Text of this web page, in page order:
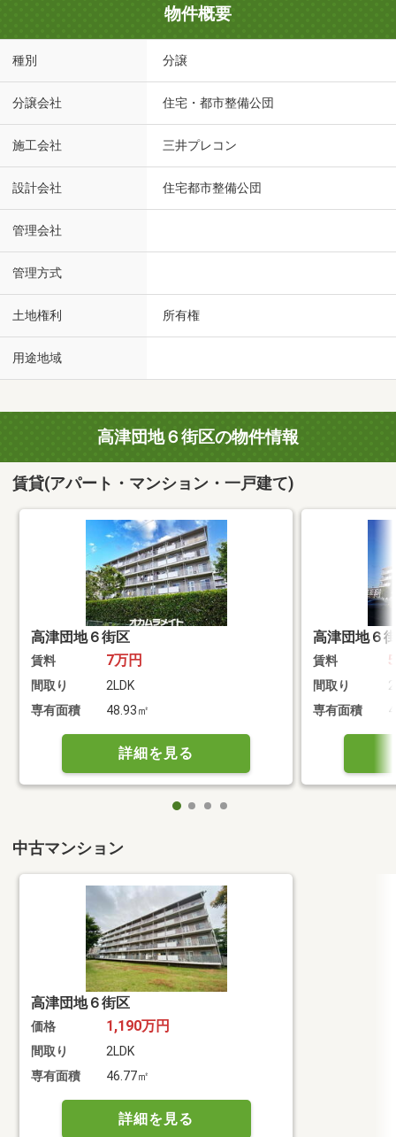
物件概要
種別 分譲
分譲会社 住宅・都市整備公団
施工会社 三井プレコン
設計会社 住宅都市整備公団
管理会社
管理方式
土地権利 所有権
用途地域
高津団地６街区の物件情報
賃貸(アパート・マンション・一戸建て)
高津団地６街区
賃料 7万円
間取り
2LDK
専有面積
48.93㎡
詳細を見る
高津団地６
賃料
間取り
専有面積
中古マンション
高津団地６街区
価格 1,190万円
間取り
2LDK
専有面積
46.77㎡
詳細を見る